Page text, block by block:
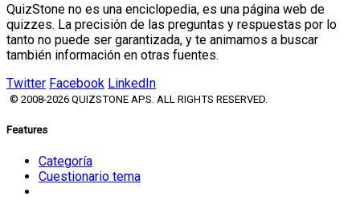
QuizStone no es una enciclopedia, es una página web de
quizzes. La precisión de las preguntas y respuestas por lo
tanto no puede ser garantizada, y te animamos a buscar
también información en otras fuentes.
Twitter Facebook LinkedIn
© 2008-2026 QUIZSTONE APS. ALL RIGHTS RESERVED.
Features
Categoría
Cuestionario tema